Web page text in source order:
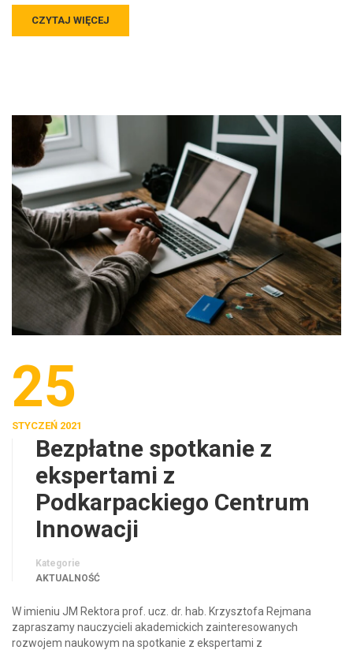
CZYTAJ WIĘCEJ
25
STYCZEŃ 2021
Bezpłatne spotkanie z
ekspertami z
Podkarpackiego Centrum
Innowacji
Kategorie
AKTUALNOŚĆ
W imieniu JM Rektora prof. ucz. dr. hab. Krzysztofa Rejmana
zapraszamy nauczycieli akademickich zainteresowanych
rozwojem naukowym na spotkanie z ekspertami z